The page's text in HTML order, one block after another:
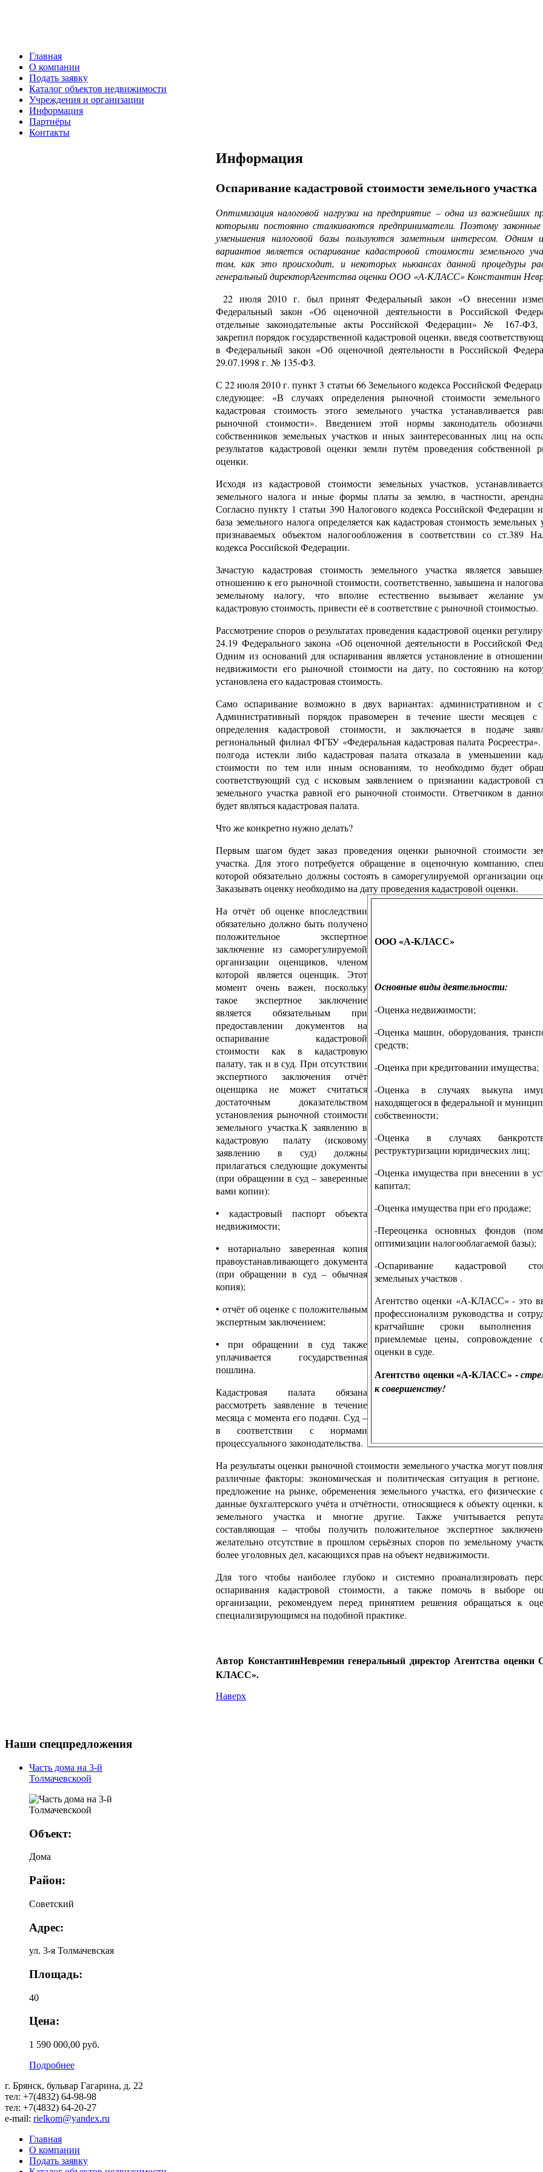
Главная
О компании
Подать заявку
Каталог объектов недвижимости
Учреждения и организации
Информация
Партнёры
Контакты
Информация
Оспаривание кадастровой стоимости земельного участка
Оптимизация налоговой нагрузки на предприятие – одна из важнейших
которыми постоянно сталкиваются предприниматели. Поэтому
уменьшения налоговой базы пользуются заметным интересом. Одним
вариантов является оспаривание кадастровой стоимости земельного
том, как это происходит, и некоторых ньюансах данной процедуры
генеральный директорАгентства оценки ООО «А-КЛАСС» Константин
22 июля 2010 г. был принят Федеральный закон «О внесении
Федеральный закон «Об оценочной деятельности в Российской
отдельные законодательные акты Российской Федерации» № 167-ФЗ,
закрепил порядок государственной кадастровой оценки, введя
в Федеральный закон «Об оценочной деятельности в Российской
29.07.1998 г. № 135-ФЗ.
С 22 июля 2010 г. пункт 3 статьи 66 Земельного кодекса Российской
следующее: «В случаях определения рыночной стоимости земельного
кадастровая стоимость этого земельного участка устанавливается
рыночной стоимости». Введением этой нормы законодатель
собственников земельных участков и иных заинтересованных лиц на
результатов кадастровой оценки земли путём проведения собственной
оценки.
Исходя из кадастровой стоимости земельных участков,
земельного налога и иные формы платы за землю, в частности,
Согласно пункту 1 статьи 390 Налогового кодекса Российской Федерации
база земельного налога определяется как кадастровая стоимость земельных
признаваемых объектом налогообложения в соответствии со ст.389
кодекса Российской Федерации.
Зачастую кадастровая стоимость земельного участка является
отношению к его рыночной стоимости, соответственно, завышена и
земельному налогу, что вполне естественно вызывает желание
кадастровую стоимость, привести её в соответствие с рыночной стоимостью.
Рассмотрение споров о результатах проведения кадастровой оценки
24.19 Федерального закона «Об оценочной деятельности в Российской
Одним из оснований для оспаривания является установление в
недвижимости его рыночной стоимости на дату, по состоянию на
установлена его кадастровая стоимость.
Само оспаривание возможно в двух вариантах: административном и
Административный порядок правомерен в течение шести месяцев с
определения кадастровой стоимости, и заключается в подаче
региональный филиал ФГБУ «Федеральная кадастровая палата
полгода истекли либо кадастровая палата отказала в уменьшении
стоимости по тем или иным основаниям, то необходимо будет
соответствующий суд с исковым заявлением о признании кадастровой
земельного участка равной его рыночной стоимости. Ответчиком в
будет являться кадастровая палата.
Что же конкретно нужно делать?
Первым шагом будет заказ проведения оценки рыночной стоимости
участка. Для этого потребуется обращение в оценочную компанию,
которой обязательно должны состоять в саморегулируемой организации
Заказывать оценку необходимо на дату проведения кадастровой оценки.
ООО «А-КЛАСС»
Основные виды деятельности:
-Оценка недвижимости;
-Оценка машин, оборудования,
средств;
-Оценка при кредитовании имущества;
-Оценка в случаях выкупа
находящегося в федеральной и
собственности;
-Оценка в случаях
реструктуризации юридических лиц;
-Оценка имущества при внесении в
капитал;
-Оценка имущества при его продаже;
-Переоценка основных фондов
оптимизации налогооблагаемой базы);
-Оспаривание кадастровой
земельных участков .
Агентство оценки «А-КЛАСС» - это
профессионализм руководства и
кратчайшие сроки выполнения
приемлемые цены, сопровождение
оценки в суде.
Агентство оценки «А-КЛАСС» -
к совершенству!
На отчёт об оценке впоследствии
обязательно должно быть получено
положительное экспертное
заключение из саморегулируемой
организации оценщиков, членом
которой является оценщик. Этот
момент очень важен, поскольку
такое экспертное заключение
является обязательным при
предоставлении документов на
оспаривание кадастровой
стоимости как в кадастровую
палату, так и в суд. При отсутствии
экспертного заключения отчёт
оценщика не может считаться
достаточным доказательством
установления рыночной стоимости
земельного участка.К заявлению в
кадастровую палату (исковому
заявлению в суд) должны
прилагаться следующие документы
(при обращении в суд – заверенные
вами копии):
• кадастровый паспорт объекта
недвижимости;
• нотариально заверенная копия
правоустанавливающего документа
(при обращении в суд – обычная
копия);
• отчёт об оценке с положительным
экспертным заключением;
• при обращении в суд также
уплачивается государственная
пошлина.
Кадастровая палата обязана
рассмотреть заявление в течение
месяца с момента его подачи. Суд –
в соответствии с нормами
процессуального законодательства.
На результаты оценки рыночной стоимости земельного участка могут
различные факторы: экономическая и политическая ситуация в
предложение на рынке, обременения земельного участка, его физические
данные бухгалтерского учёта и отчётности, относящиеся к объекту оценки,
земельного участка и многие другие. Также учитывается
составляющая – чтобы получить положительное экспертное
желательно отсутствие в прошлом серьёзных споров по земельному
более уголовных дел, касающихся прав на объект недвижимости.
Для того чтобы наиболее глубоко и системно проанализировать
оспаривания кадастровой стоимости, а также помочь в выборе
организации, рекомендуем перед принятием решения обращаться к
специализирующимся на подобной практике.
Автор КонстантинНевремин генеральный директор Агентства
КЛАСС».
Наверх
Наши спецпредложения
Часть дома на 3-й
Толмачевскоой
Объект:
Дома
Район:
Советский
Адрес:
ул. 3-я Толмачевская
Площадь:
40
Цена:
1 590 000,00 руб.
Подробнее
г. Брянск, бульвар Гагарина, д. 22
тел: +7(4832) 64-98-98
тел: +7(4832) 64-20-27
e-mail: rielkom@yandex.ru
Главная
О компании
Подать заявку